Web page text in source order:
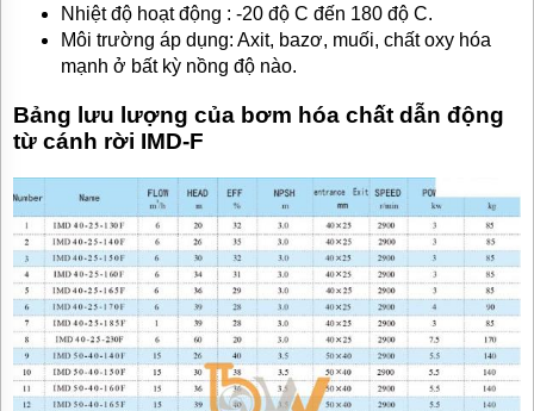
Nhiệt độ hoạt động : -20 độ C đến 180 độ C.
Môi trường áp dụng: Axit, bazơ, muối, chất oxy hóa
mạnh ở bất kỳ nồng độ nào.
Bảng lưu lượng của bơm hóa chất dẫn động
từ cánh rời IMD-F